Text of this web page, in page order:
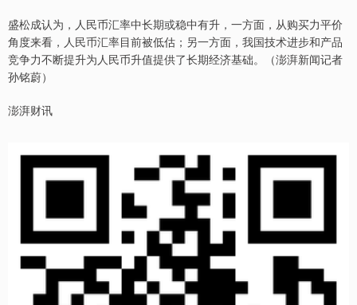
盛松成认为，人民币汇率中长期或稳中有升，一方面，从购买力平价
角度来看，人民币汇率目前被低估；另一方面，我国技术进步和产品
竞争力不断提升为人民币升值提供了长期经济基础。（澎湃新闻记者
孙铭蔚）
澎湃财讯